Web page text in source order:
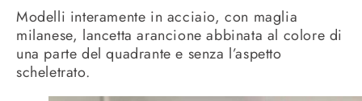
Modelli interamente in acciaio, con maglia
milanese, lancetta arancione abbinata al colore di
una parte del quadrante e senza l’aspetto
scheletrato.